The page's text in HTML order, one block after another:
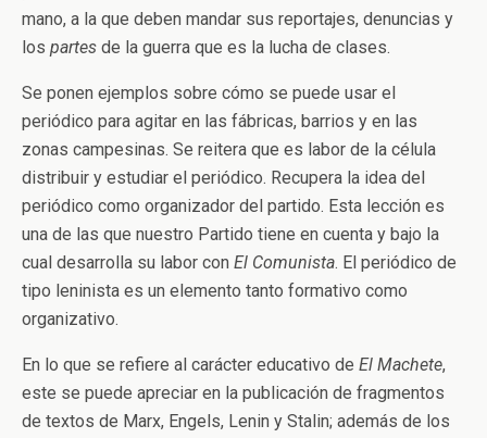
mano, a la que deben mandar sus reportajes, denuncias y
los partes de la guerra que es la lucha de clases.
Se ponen ejemplos sobre cómo se puede usar el
periódico para agitar en las fábricas, barrios y en las
zonas campesinas. Se reitera que es labor de la célula
distribuir y estudiar el periódico. Recupera la idea del
periódico como organizador del partido. Esta lección es
una de las que nuestro Partido tiene en cuenta y bajo la
cual desarrolla su labor con El Comunista. El periódico de
tipo leninista es un elemento tanto formativo como
organizativo.
En lo que se refiere al carácter educativo de El Machete,
este se puede apreciar en la publicación de fragmentos
de textos de Marx, Engels, Lenin y Stalin; además de los